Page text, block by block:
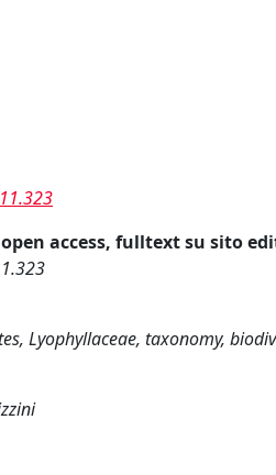
access, fulltext su sito
Lyophyllaceae, taxonomy,